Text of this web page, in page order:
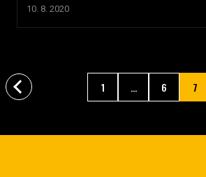
10. 8. 2020
1 ... 6 7